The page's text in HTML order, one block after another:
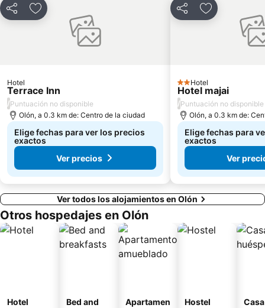
CompartirAgregar a favoritos
Hotel
Terrace Inn
/Puntuación no disponible
Olón, a 0.3 km de: Centro de la ciudad
Elige fechas para ver los precios
exactos
Ver precios
CompartirAgregar a
2 Estrellas
Hotel
Hotel majai
/Puntuación no disponible
Olón, a 0.3 km de:
Elige fechas para
exactos
Ver
Ver todos los alojamientos en Olón
Otros hospedajes en Olón
Hotel
Bed and
Apartamen
Hostel